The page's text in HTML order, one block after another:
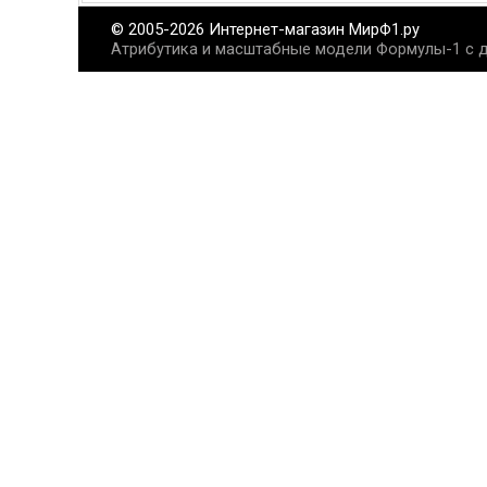
© 2005-2026 Интернет-магазин МирФ1.ру
Атрибутика и масштабные модели Формулы-1 с